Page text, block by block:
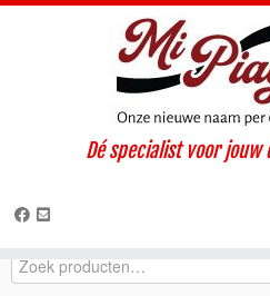
Dé specialist voor
Onderdelen / accessoires »
Zoeken
Zoeken
naar: